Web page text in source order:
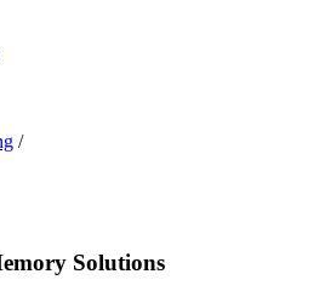
/
Solutions